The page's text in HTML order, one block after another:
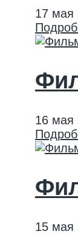
17 мая
16 мая
15 мая